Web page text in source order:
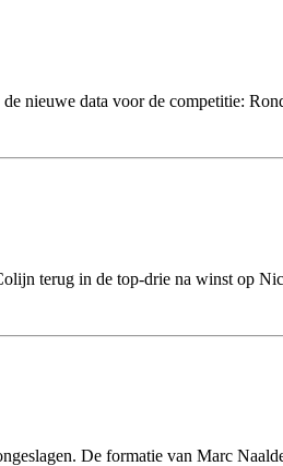
nieuwe data voor de competitie:
terug in de top-drie na winst op
De formatie van Marc